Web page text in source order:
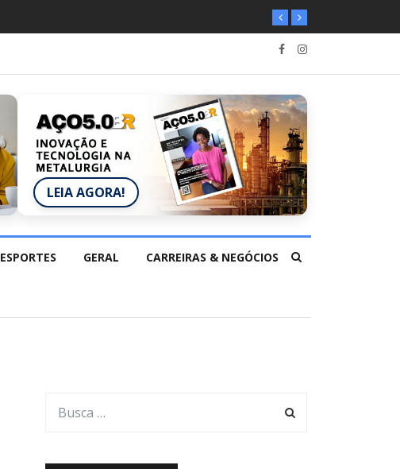
LEIA AGORA!
ESPORTES GERAL CARREIRAS & NEGÓCIOS